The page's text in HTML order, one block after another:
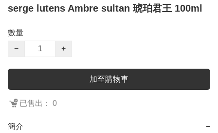
serge lutens Ambre sultan 琥珀君王 100ml
數量
−
+
加至購物車
已售出： 0
簡介 −